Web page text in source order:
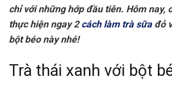
chỉ với những hớp đầu tiên. Hôm nay,
thực hiện ngay 2cách làm trà sữađỏ
bột béo này nhé!
Trà thái xanh với bột